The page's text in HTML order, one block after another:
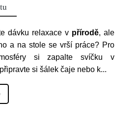
dávku relaxace v přírodě, ale
a na stole se vrší práce? Pro
si zapalte svíčku v
si šálek čaje nebo k...